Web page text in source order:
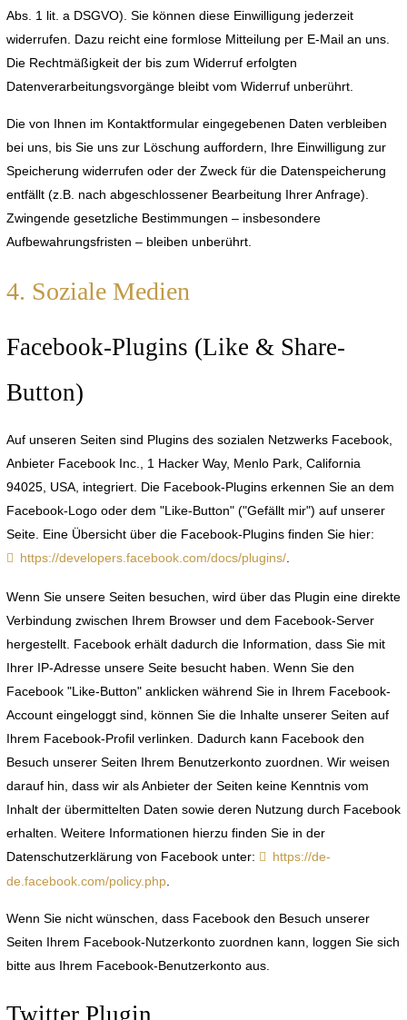
Abs. 1 lit. a DSGVO). Sie können diese Einwilligung jederzeit
widerrufen. Dazu reicht eine formlose Mitteilung per E-Mail an uns.
Die Rechtmäßigkeit der bis zum Widerruf erfolgten
Datenverarbeitungsvorgänge bleibt vom Widerruf unberührt.
Die von Ihnen im Kontaktformular eingegebenen Daten verbleiben
bei uns, bis Sie uns zur Löschung auffordern, Ihre Einwilligung zur
Speicherung widerrufen oder der Zweck für die Datenspeicherung
entfällt (z.B. nach abgeschlossener Bearbeitung Ihrer Anfrage).
Zwingende gesetzliche Bestimmungen – insbesondere
Aufbewahrungsfristen – bleiben unberührt.
4. Soziale Medien
Facebook-Plugins (Like & Share-
Button)
Auf unseren Seiten sind Plugins des sozialen Netzwerks Facebook,
Anbieter Facebook Inc., 1 Hacker Way, Menlo Park, California
94025, USA, integriert. Die Facebook-Plugins erkennen Sie an dem
Facebook-Logo oder dem "Like-Button" ("Gefällt mir") auf unserer
Seite. Eine Übersicht über die Facebook-Plugins finden Sie hier:
https://developers.facebook.com/docs/plugins/.
Wenn Sie unsere Seiten besuchen, wird über das Plugin eine direkte
Verbindung zwischen Ihrem Browser und dem Facebook-Server
hergestellt. Facebook erhält dadurch die Information, dass Sie mit
Ihrer IP-Adresse unsere Seite besucht haben. Wenn Sie den
Facebook "Like-Button" anklicken während Sie in Ihrem Facebook-
Account eingeloggt sind, können Sie die Inhalte unserer Seiten auf
Ihrem Facebook-Profil verlinken. Dadurch kann Facebook den
Besuch unserer Seiten Ihrem Benutzerkonto zuordnen. Wir weisen
darauf hin, dass wir als Anbieter der Seiten keine Kenntnis vom
Inhalt der übermittelten Daten sowie deren Nutzung durch Facebook
erhalten. Weitere Informationen hierzu finden Sie in der
Datenschutzerklärung von Facebook unter:
https://de-
de.facebook.com/policy.php
Wenn Sie nicht wünschen, dass Facebook den Besuch unserer
Seiten Ihrem Facebook-Nutzerkonto zuordnen kann, loggen Sie sich
bitte aus Ihrem Facebook-Benutzerkonto aus.
Twitter Plugin